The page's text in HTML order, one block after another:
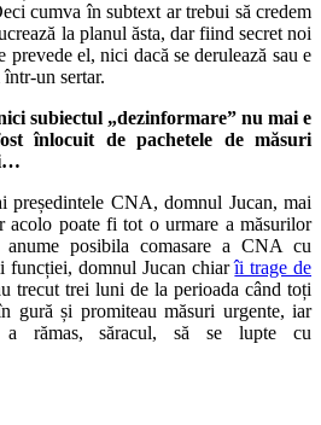
cumva în subtext ar trebui să credem
la planul ăsta, dar fiind secret noi
el, nici dacă se derulează sau e
un sertar.
subiectul „dezinformare” nu mai e
înlocuit de pachetele de măsuri
președintele CNA, domnul Jucan, mai
acolo poate fi tot o urmare a măsurilor
anume posibila comasare a CNA cu
domnul Jucan chiarîi trage de
trecut trei luni de la perioada când toți
gură și promiteau măsuri urgente, iar
a rămas, săracul, să se lupte cu